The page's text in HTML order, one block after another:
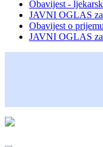
Obavijest -
JAVNI OGLAS
Obavijest o
JAVNI OGLAS